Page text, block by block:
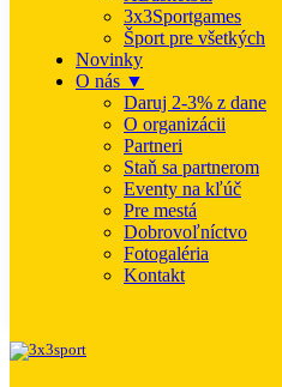
3x3Sportgames
Šport pre všetkých
Novinky
O nás ▼
Daruj 2-3% z dane
O organizácii
Partneri
Staň sa partnerom
Eventy na kľúč
Pre mestá
Dobrovoľníctvo
Fotogaléria
Kontakt